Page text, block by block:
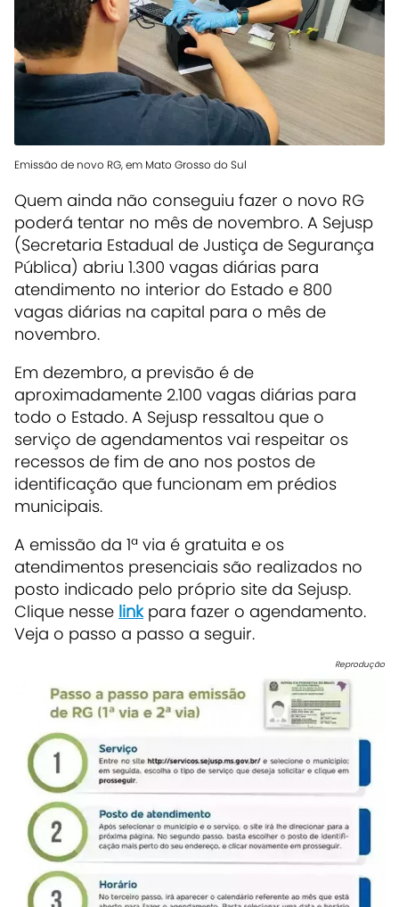
Emissão de novo RG, em Mato Grosso do Sul
Quem ainda não conseguiu fazer o novo RG
poderá tentar no mês de novembro. A Sejusp
(Secretaria Estadual de Justiça de Segurança
Pública) abriu 1.300 vagas diárias para
atendimento no interior do Estado e 800
vagas diárias na capital para o mês de
novembro.
Em dezembro, a previsão é de
aproximadamente 2.100 vagas diárias para
todo o Estado. A Sejusp ressaltou que o
serviço de agendamentos vai respeitar os
recessos de fim de ano nos postos de
identificação que funcionam em prédios
municipais.
A emissão da 1ª via é gratuita e os
atendimentos presenciais são realizados no
posto indicado pelo próprio site da Sejusp.
Clique nesse linkpara fazer o agendamento.
Veja o passo a passo a seguir.
Reprodução